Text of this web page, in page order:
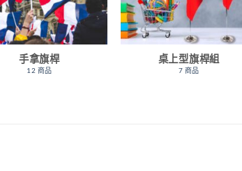
手拿旗桿
12 商品
桌上型旗桿組
7 商品